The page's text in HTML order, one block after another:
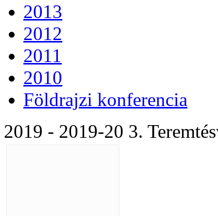
2013
2012
2011
2010
Földrajzi konferencia
2019 - 2019-20 3.